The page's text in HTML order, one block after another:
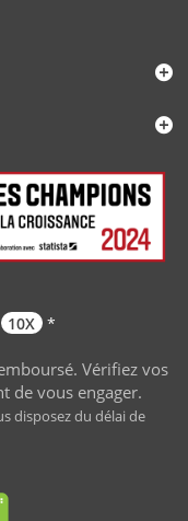
10X *
Vérifiez vos
de vous engager.
disposez du délai de